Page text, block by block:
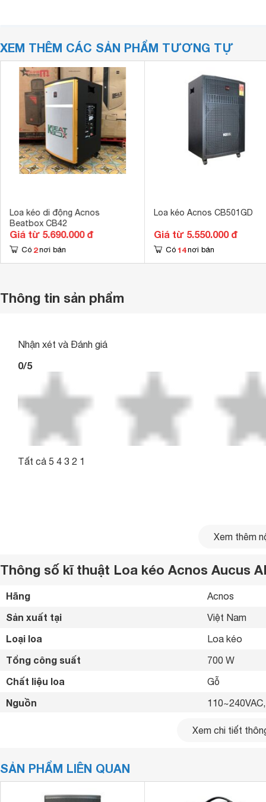
XEM THÊM CÁC SẢN PHẨM TƯƠNG TỰ
Loa kéo di động Acnos
Beatbox CB42
Giá từ 5.690.000 đ
Có 2 nơi bán
Loa kéo Acnos CB501GD
Giá từ 5.550.000 đ
Có 14 nơi bán
Thông tin sản phẩm
Nhận xét và Đánh giá
0/5
Tất cả 5 4 3 2 1
4
3
0 đánh giá
2
0đánh giá
đánh giá
Chia sẻ nhận xét về sản phẩm
Viết nhận xét của bạn
Gửi ảnh Quy định đăng bình luận
Gửi bình luận
Xem thêm
Thông số kĩ thuật Loa kéo Acnos Aucus
Hãng Acnos
Sản xuất tại Việt Nam
Loại loa Loa kéo
Tổng công suất 700 W
Chất liệu loa Gỗ
Nguồn
Có 2 micro
Kết nối khác
OPTICAL IN
Xem chi tiết
SẢN PHẨM LIÊN QUAN